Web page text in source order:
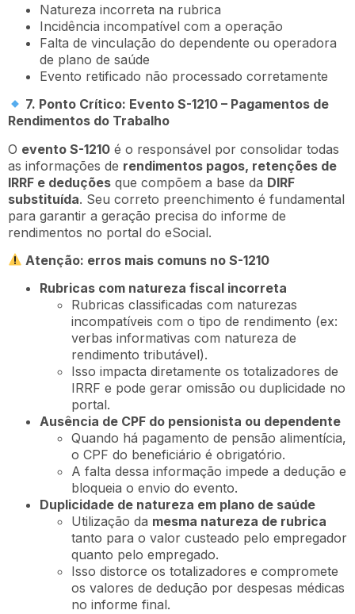
Natureza incorreta na rubrica
Incidência incompatível com a operação
Falta de vinculação do dependente ou operadora
de plano de saúde
Evento retificado não processado corretamente
7. Ponto Crítico: Evento S-1210 – Pagamentos de
Rendimentos do Trabalho
O evento S-1210 é o responsável por consolidar todas
as informações de rendimentos pagos, retenções de
IRRF e deduções que compõem a base da DIRF
substituída. Seu correto preenchimento é fundamental
para garantir a geração precisa do informe de
rendimentos no portal do eSocial.
Atenção: erros mais comuns no S-1210
Rubricas com natureza fiscal incorreta
Rubricas classificadas com naturezas
incompatíveis com o tipo de rendimento (ex:
verbas informativas com natureza de
rendimento tributável).
Isso impacta diretamente os totalizadores de
IRRF e pode gerar omissão ou duplicidade no
portal.
Ausência de CPF do pensionista ou dependente
Quando há pagamento de pensão alimentícia,
o CPF do beneficiário é obrigatório.
A falta dessa informação impede a dedução e
bloqueia o envio do evento.
Duplicidade de natureza em plano de saúde
Utilização da mesma natureza de rubrica
tanto para o valor custeado pelo empregador
quanto pelo empregado.
Isso distorce os totalizadores e compromete
os valores de dedução por despesas médicas
no informe final.